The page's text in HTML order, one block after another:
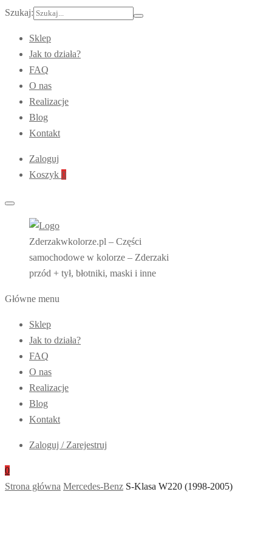
Szukaj:
Sklep
Jak to działa?
FAQ
O nas
Realizacje
Blog
Kontakt
Zaloguj
Koszyk 0
Zderzakwkolorze.pl – Części
samochodowe w kolorze – Zderzaki
przód + tył, błotniki, maski i inne
Główne menu
Sklep
Jak to działa?
FAQ
O nas
Realizacje
Blog
Kontakt
Zaloguj / Zarejestruj
0
Strona główna Mercedes-Benz S-Klasa W220 (1998-2005)